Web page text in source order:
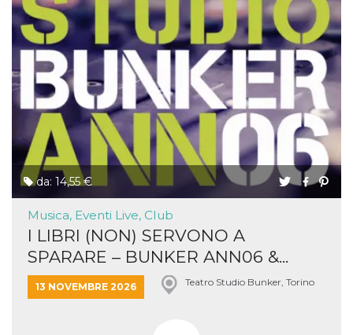
da: 14,55 €
Musica, Eventi Live, Club
I LIBRI (NON) SERVONO A
SPARARE – BUNKER ANN06 &...
13 NOVEMBRE 2026 Teatro Studio Bunker, Torino